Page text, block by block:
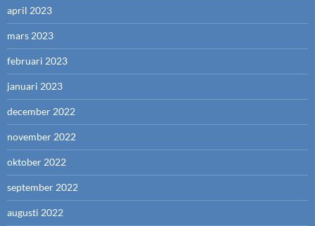
april 2023
mars 2023
februari 2023
januari 2023
december 2022
november 2022
oktober 2022
september 2022
augusti 2022